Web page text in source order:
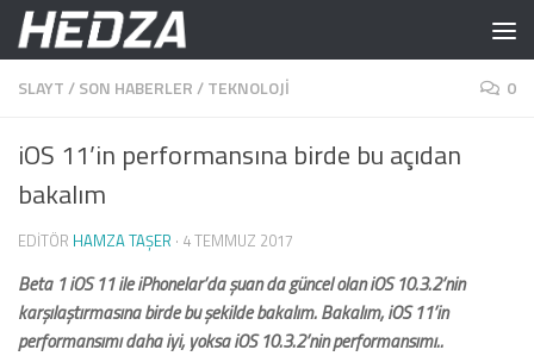
Skip to content
SLAYT/SON HABERLER/TEKNOLOJI 0
iOS 11’in performansına birde bu açıdan
bakalım
EDITÖR HAMZA TAŞER · 4 TEMMUZ 2017
Beta 1 iOS 11 ile iPhonelar’da şuan da güncel olan iOS 10.3.2’nin
karşılaştırmasına birde bu şekilde bakalım. Bakalım, iOS 11’in
performansımı daha iyi, yoksa iOS 10.3.2’nin performansımı..